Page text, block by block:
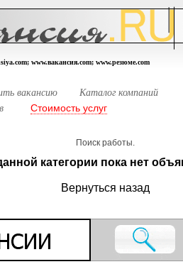
www.вакансия.com; www.резюме.com
вакансию
Каталог компаний
Стоимость услуг
Поиск работы.
категории пока нет
Вернуться назад